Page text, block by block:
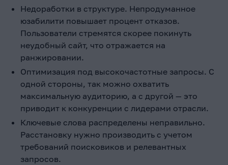
Недоработки в структуре. Непродуманное
юзабилити повышает процент отказов.
Пользователи стремятся скорее покинуть
неудобный сайт, что отражается на
ранжировании.
Оптимизация под высокочастотные запросы. С
одной стороны, так можно охватить
максимальную аудиторию, а с другой — это
приводит к конкуренции с лидерами отрасли.
Ключевые слова распределены неправильно.
Расстановку нужно производить с учетом
требований поисковиков и релевантных
запросов.